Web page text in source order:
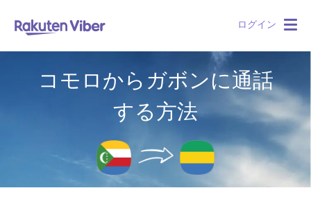
ログイン
コモロからガボンに通話
する方法